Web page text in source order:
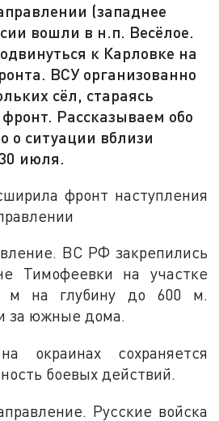
(западнее
вошли в н.п. Весёлое.
к Карловке на
ВСУ организованно
сёл, стараясь
Рассказываем обо
о ситуации вблизи
июля.
фронт наступления
ВС РФ закрепились
Тимофеевки на участке
м на глубину до 600 м.
за южные дома.
сохраняется
боевых действий.
Русские войска